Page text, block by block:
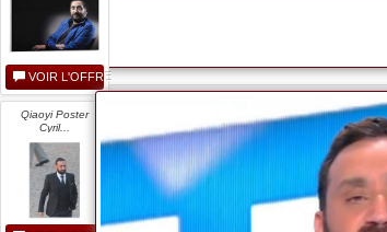
VOIR L'OFFRE
Qiaoyi Poster
Cyril...